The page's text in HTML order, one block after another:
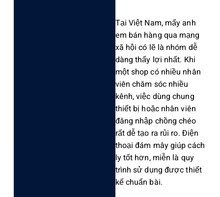
Tại Việt Nam, mấy anh
em bán hàng qua mạng
xã hội có lẽ là nhóm dễ
dàng thấy lợi nhất. Khi
một shop có nhiề‌u nhân
viên chăm sóc nhiề‌u
kênh, việc dùng chung
thiết bị hoặc nhân viên
đăng nhập chồng chéo
rất dễ tạo ra rủi ro. Điện
thoại đám mây giúp cách
ly tốt hơn, miễn là quy
trình sử dụng được thiết
kế chuẩ‌n bài.